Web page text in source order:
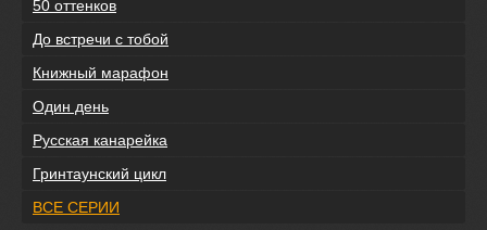
50 оттенков
До встречи с тобой
Книжный марафон
Один день
Русская канарейка
Гринтаунский цикл
ВСЕ СЕРИИ